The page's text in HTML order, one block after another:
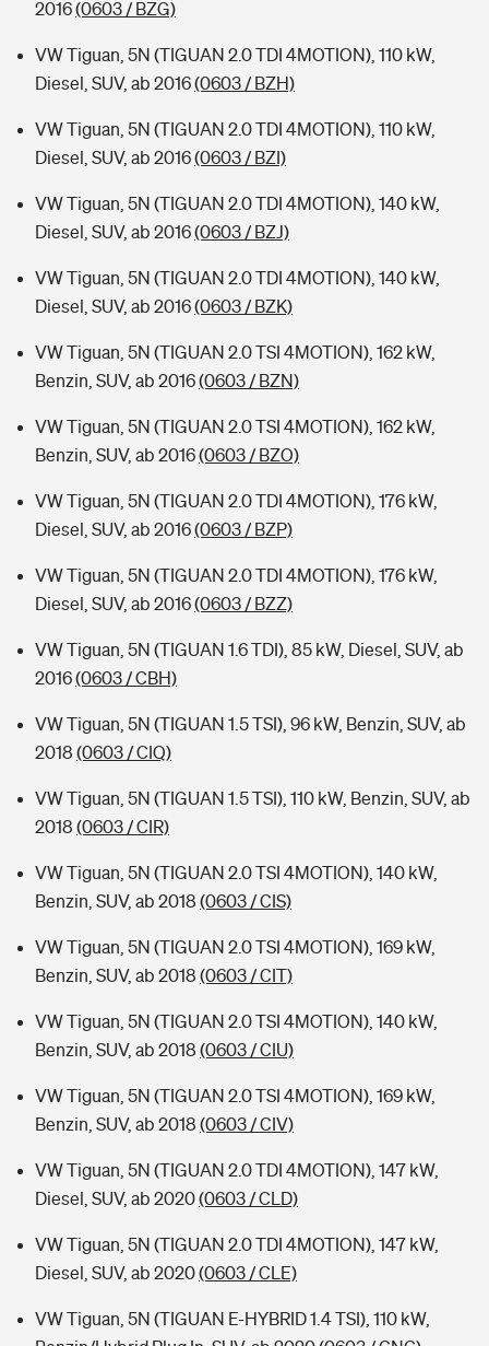
2016(0603 / BZG)
VW Tiguan, 5N (TIGUAN 2.0 TDI 4MOTION), 110 kW,
Diesel, SUV, ab 2016(0603 / BZH)
VW Tiguan, 5N (TIGUAN 2.0 TDI 4MOTION), 110 kW,
Diesel, SUV, ab 2016(0603 / BZI)
VW Tiguan, 5N (TIGUAN 2.0 TDI 4MOTION), 140 kW,
Diesel, SUV, ab 2016(0603 / BZJ)
VW Tiguan, 5N (TIGUAN 2.0 TDI 4MOTION), 140 kW,
Diesel, SUV, ab 2016(0603 / BZK)
VW Tiguan, 5N (TIGUAN 2.0 TSI 4MOTION), 162 kW,
Benzin, SUV, ab 2016(0603 / BZN)
VW Tiguan, 5N (TIGUAN 2.0 TSI 4MOTION), 162 kW,
Benzin, SUV, ab 2016(0603 / BZO)
VW Tiguan, 5N (TIGUAN 2.0 TDI 4MOTION), 176 kW,
Diesel, SUV, ab 2016(0603 / BZP)
VW Tiguan, 5N (TIGUAN 2.0 TDI 4MOTION), 176 kW,
Diesel, SUV, ab 2016(0603 / BZZ)
VW Tiguan, 5N (TIGUAN 1.6 TDI), 85 kW, Diesel, SUV, ab
2016(0603 / CBH)
VW Tiguan, 5N (TIGUAN 1.5 TSI), 96 kW, Benzin, SUV, ab
2018 (0603 / CIQ)
VW Tiguan, 5N (TIGUAN 1.5 TSI), 110 kW, Benzin, SUV, ab
2018 (0603 / CIR)
VW Tiguan, 5N (TIGUAN 2.0 TSI 4MOTION), 140 kW,
Benzin, SUV, ab 2018 (0603 / CIS)
VW Tiguan, 5N (TIGUAN 2.0 TSI 4MOTION), 169 kW,
Benzin, SUV, ab 2018 (0603 / CIT)
VW Tiguan, 5N (TIGUAN 2.0 TSI 4MOTION), 140 kW,
Benzin, SUV, ab 2018 (0603 / CIU)
VW Tiguan, 5N (TIGUAN 2.0 TSI 4MOTION), 169 kW,
Benzin, SUV, ab 2018 (0603 / CIV)
VW Tiguan, 5N (TIGUAN 2.0 TDI 4MOTION), 147 kW,
Diesel, SUV, ab 2020(0603 / CLD)
VW Tiguan, 5N (TIGUAN 2.0 TDI 4MOTION), 147 kW,
Diesel, SUV, ab 2020(0603 / CLE)
VW Tiguan, 5N (TIGUAN E-HYBRID 1.4 TSI), 110 kW,